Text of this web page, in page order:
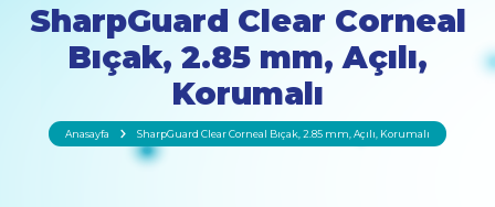
SharpGuard Clear Corneal
Bıçak, 2.85 mm, Açılı,
Korumalı
Anasayfa SharpGuard Clear Corneal Bıçak, 2.85 mm, Açılı, Korumalı